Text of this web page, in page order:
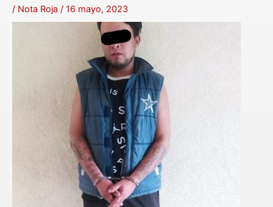
/ Nota Roja / 16 mayo, 2023